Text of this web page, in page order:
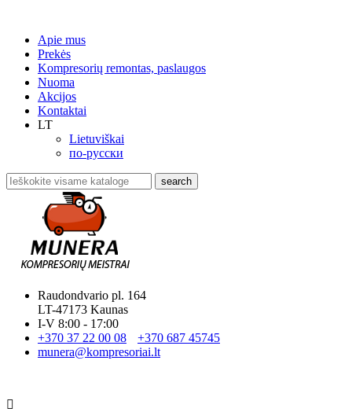
Apie mus
Prekės
Kompresorių remontas, paslaugos
Nuoma
Akcijos
Kontaktai
LT
Lietuviškai
по-русски
search
Raudondvario pl. 164
LT-47173 Kaunas
I-V 8:00 - 17:00
+370 37 22 00 08
+370 687 45745
munera@kompresoriai.lt
